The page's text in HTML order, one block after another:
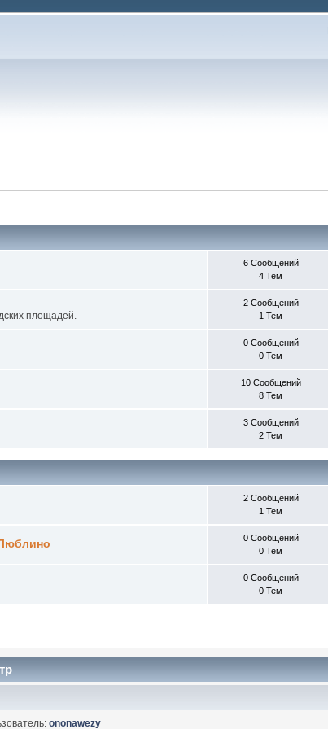
6 Сообщений
4 Тем
площадей.
2 Сообщений
1 Тем
0 Сообщений
0 Тем
10 Сообщений
8 Тем
3 Сообщений
2 Тем
2 Сообщений
1 Тем
0 Сообщений
0 Тем
0 Сообщений
0 Тем
ononawezy